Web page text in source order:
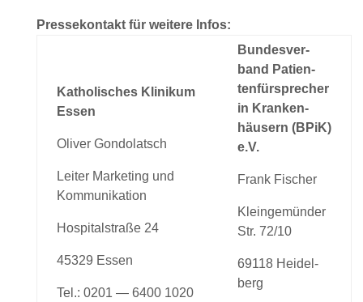
Pres­se­kon­takt für wei­te­re Infos:
Katho­li­sches Kli­ni­kum
Essen
Oli­ver Gon­do­latsch
Lei­ter Mar­ke­ting und
Kom­mu­ni­ka­ti­on
Hos­pi­tal­stra­ße 24
45329 Essen
Tel.: 0201 — 6400 1020
Bun­des­ver­
band Pati­en­
ten­für­spre­cher
in Kran­ken­
häu­sern (BPiK)
e.V.
Frank Fischer
Klein­ge­mün­der
Str. 72/10
69118 Hei­del­
berg